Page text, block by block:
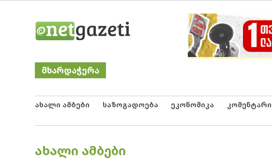
Netgazeti
მხარდაჭერა
ახალი ამბები საზოგადოება ეკონომიკა კომენტარი
POSTED
ᲐᲮᲐᲚᲘ ᲐᲛᲑᲔᲑᲘ